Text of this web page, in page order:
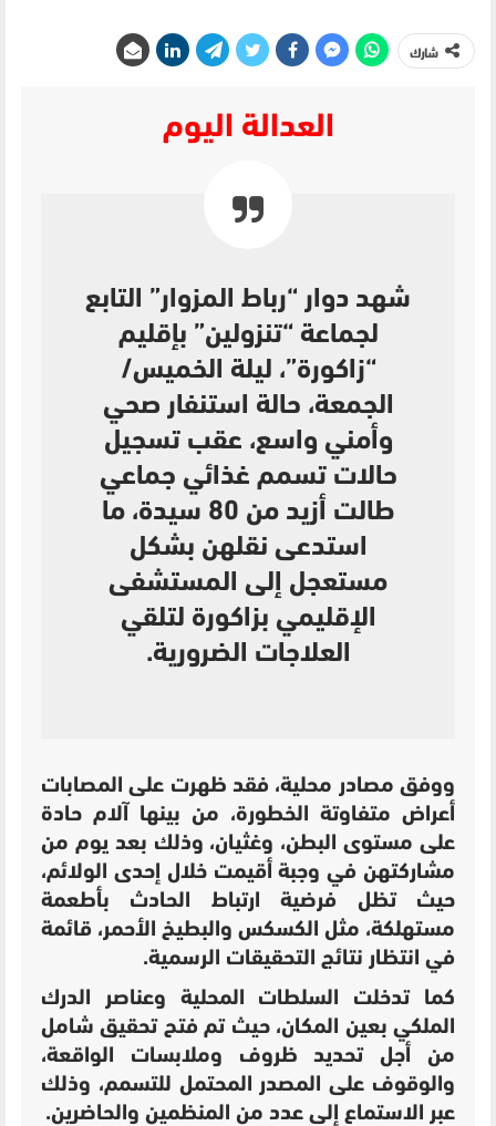
شارك
العدالة اليوم
شهد دوار “رباط المزوار” التابع
لجماعة “تنزولين” بإقليم
“زاكورة”، ليلة الخميس/
الجمعة، حالة استنفار صحي
وأمني واسع، عقب تسجيل
حالات تسمم غذائي جماعي
طالت أزيد من 80 سيدة، ما
استدعى نقلهن بشكل
مستعجل إلى المستشفى
الإقليمي بزاكورة لتلقي
العلاجات الضرورية.
ووفق مصادر محلية، فقد ظهرت على المصابات
أعراض متفاوتة الخطورة، من بينها آلام حادة
على مستوى البطن، وغثيان، وذلك بعد يوم من
مشاركتهن في وجبة أقيمت خلال إحدى الولائم،
حيث تظل فرضية ارتباط الحادث بأطعمة
مستهلكة، مثل الكسكس والبطيخ الأحمر، قائمة
في انتظار نتائج التحقيقات الرسمية.
كما تدخلت السلطات المحلية وعناصر الدرك
الملكي بعين المكان، حيث تم فتح تحقيق شامل
من أجل تحديد ظروف وملابسات الواقعة،
والوقوف على المصدر المحتمل للتسمم، وذلك
عبر الاستماع إلى عدد من المنظمين والحاضرين.